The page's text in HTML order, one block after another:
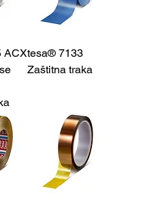
ACXtesa® 7133
Zaštitna traka